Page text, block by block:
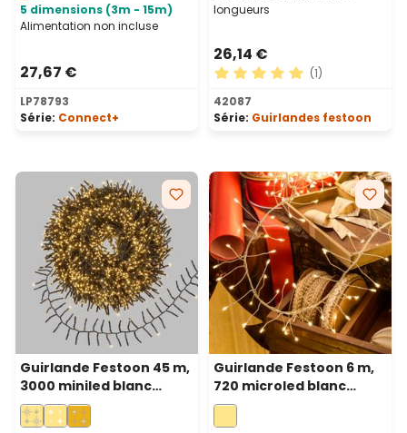
5 dimensions (3m - 15m)
Alimentation non incluse
27,67 €
LP78793
Série: Connect+
longueurs
26,14 €
Note moyenne de 5 sur 5
(1)
42087
Série: Guirlandes festoon
Guirlande Festoon 45 m,
3000 miniled blanc
chaud, câble vert
Guirlande Festoon 6 m,
720 microled blanc
chaud, câble métal
argenté